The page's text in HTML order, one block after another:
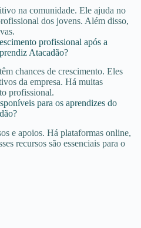
na comunidade. Ele ajuda no
dos jovens. Além disso,
profissional após a
Atacadão?
chances de crescimento. Eles
da empresa. Há muitas
profissional.
para os aprendizes do
e apoios. Há plataformas online,
recursos são essenciais para o